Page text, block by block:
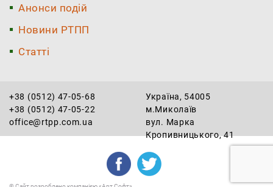
Анонси подій
Новини РТПП
Статті
+38 (0512) 47-05-68
+38 (0512) 47-05-22
office@rtpp.com.ua
Україна, 54005
м.Миколаїв
вул. Марка
Кропивницького, 41